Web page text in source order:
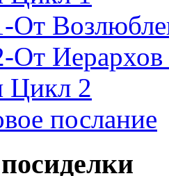
От
От
Цикл 2
послание